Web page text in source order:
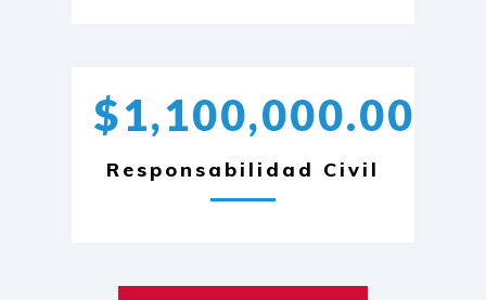
$1,100,000.00
Responsabilidad Civil